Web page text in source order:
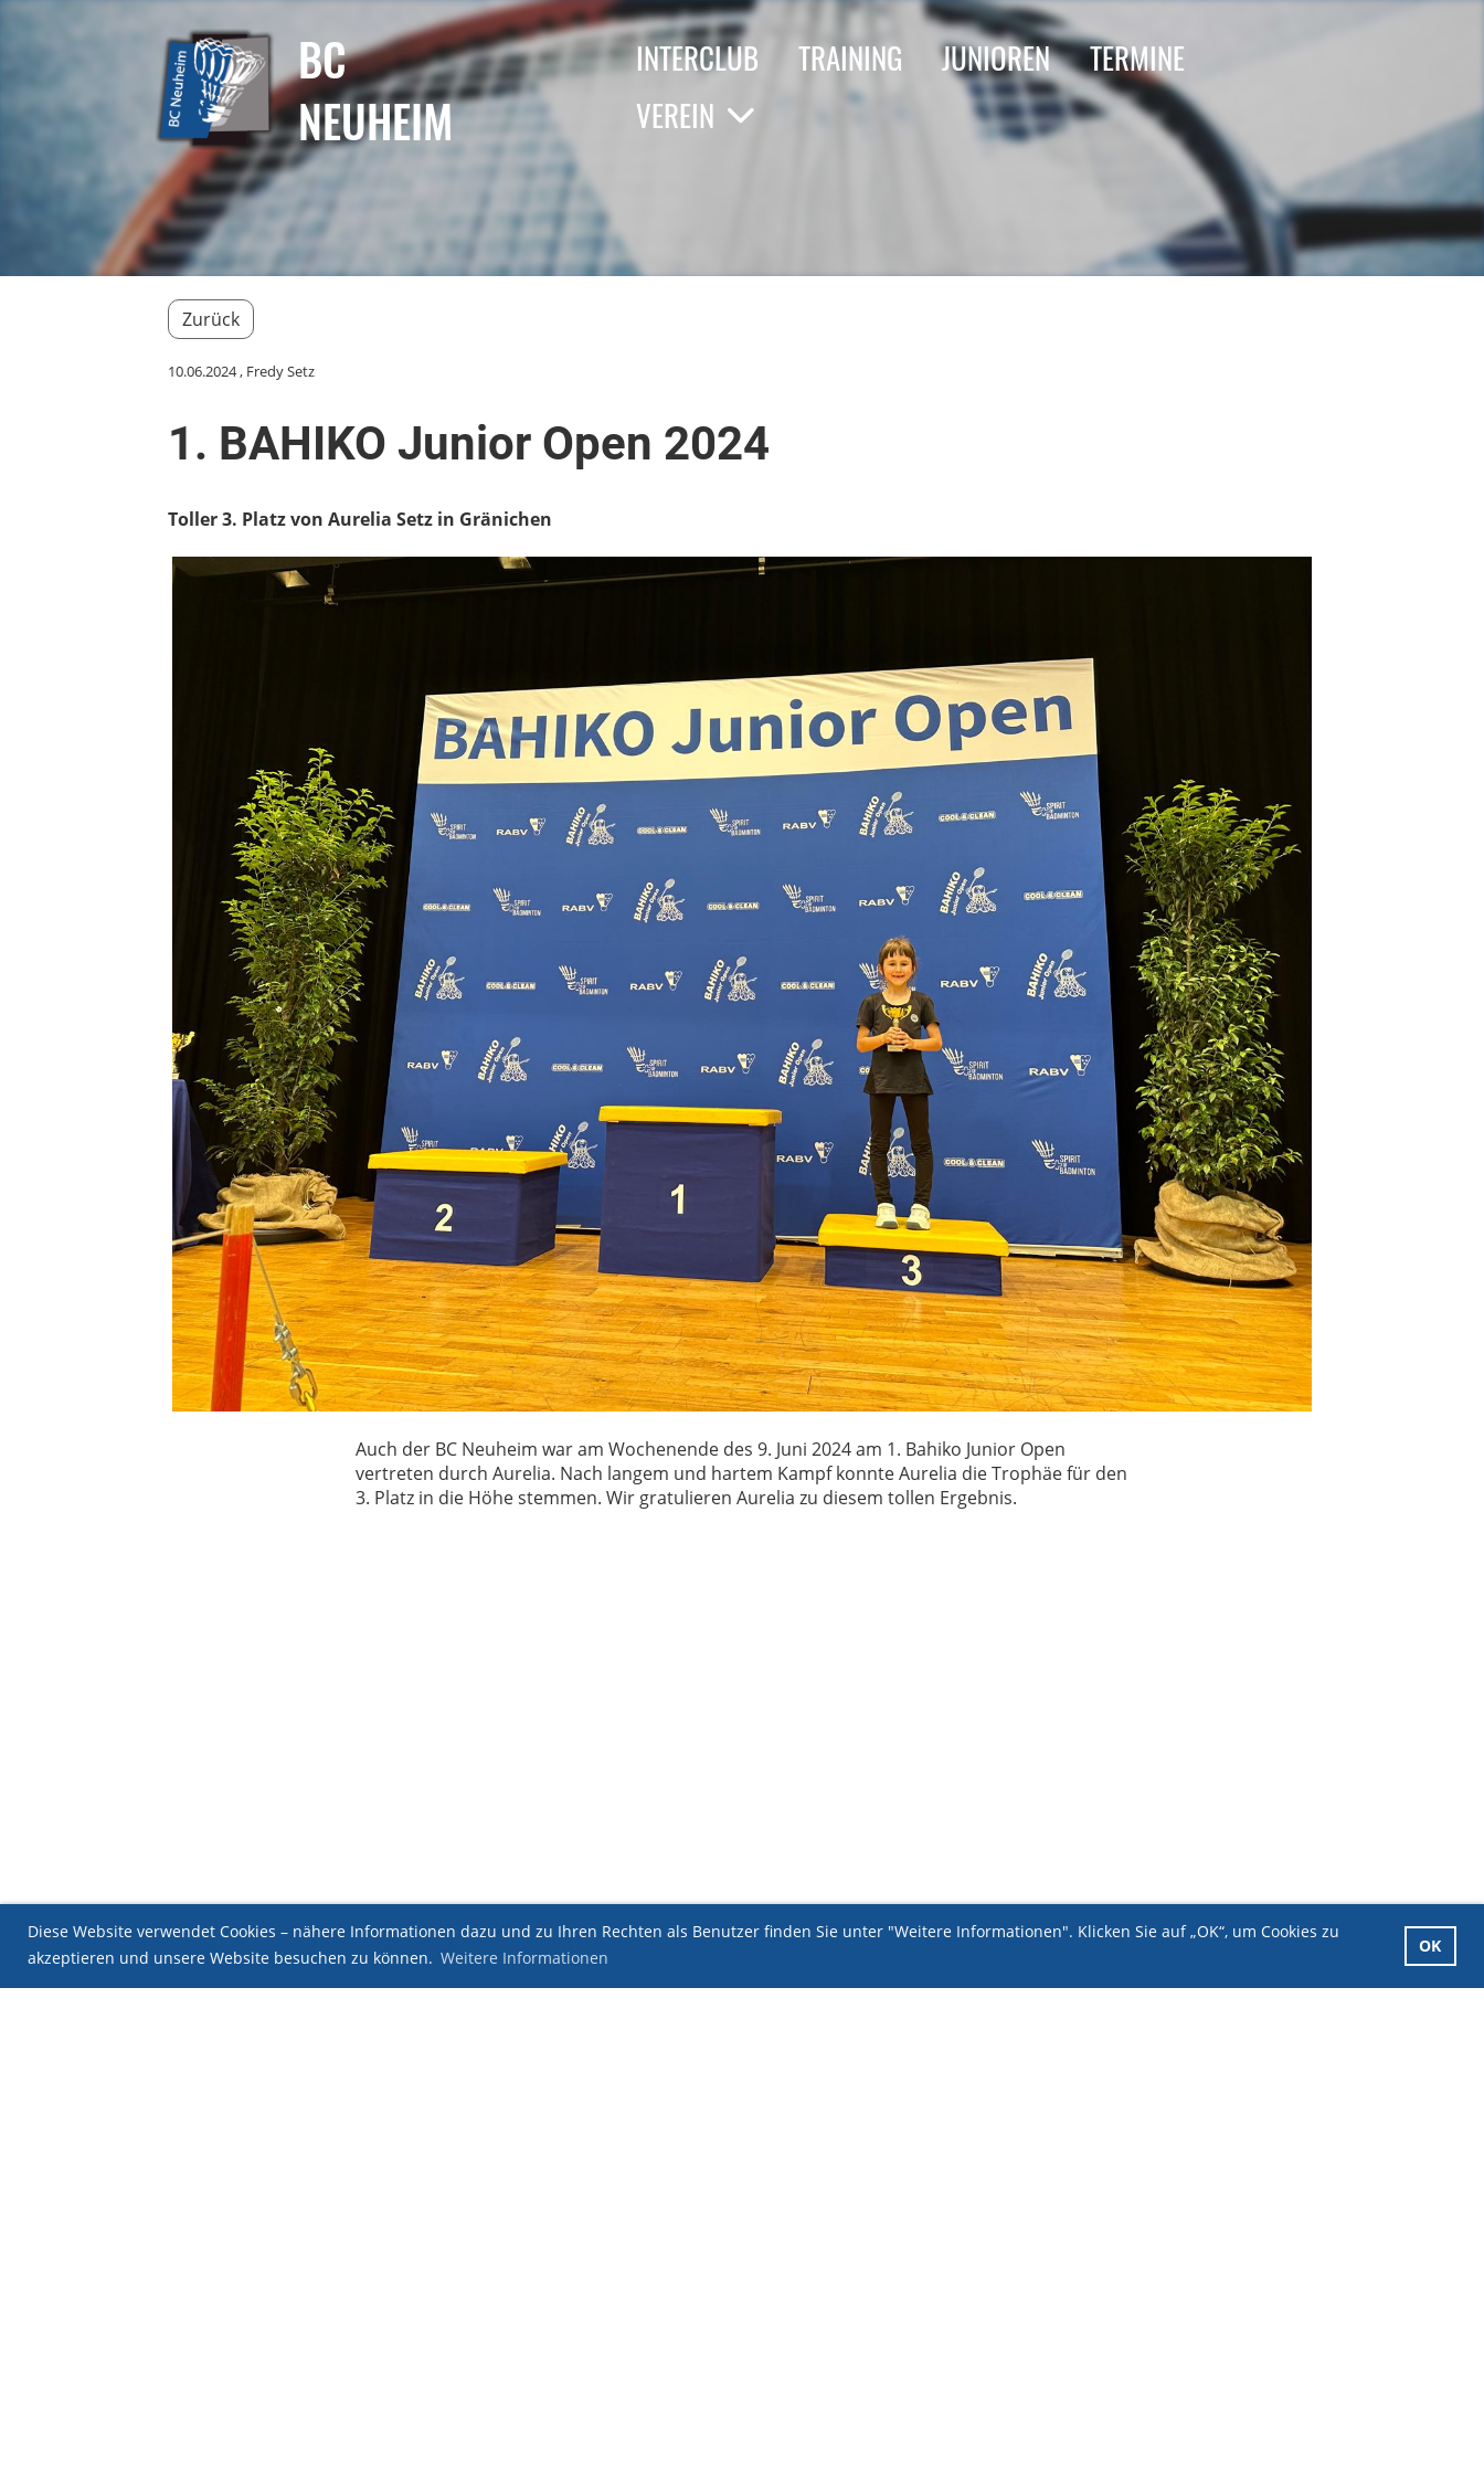
Diese Website verwendet Cookies – nähere Informationen dazu und zu Ihren Rechten als Benutzer finden Sie unter "Weitere Informationen". Klicken Sie auf „OK“, um Cookies zu
akzeptieren und unsere Website besuchen zu können. Weitere Informationen
OK
INTERCLUB TRAINING JUNIOREN
TERMINE
VEREIN
BC
NEUHEIM
Zurück
10.06.2024, Fredy Setz
1. BAHIKO Junior Open 2024
Toller 3. Platz von Aurelia Setz in Gränichen
Auch der BC Neuheim war am Wochenende des 9. Juni 2024 am 1. Bahiko Junior Open
vertreten durch Aurelia. Nach langem und hartem Kampf konnte Aurelia die Trophäe für den
3. Platz in die Höhe stemmen. Wir gratulieren Aurelia zu diesem tollen Ergebnis.